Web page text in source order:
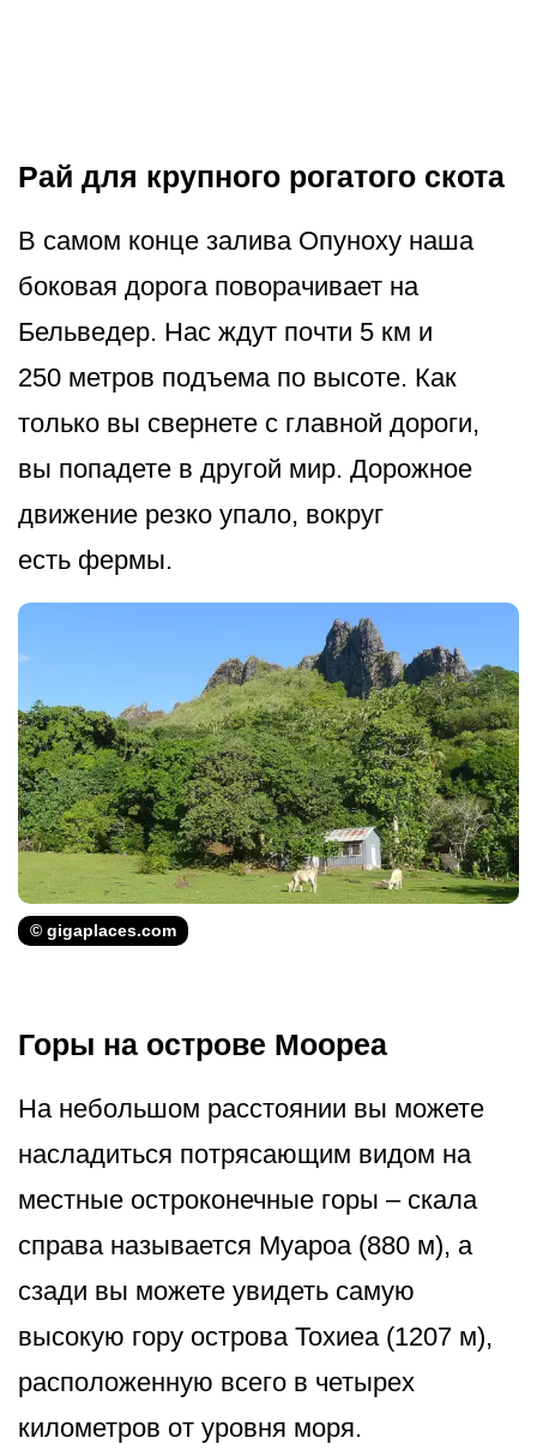
Рай для крупного рогатого скота
В самом конце залива Опуноху наша
боковая дорога поворачивает на
Бельведер. Нас ждут почти 5 км и
250 метров подъема по высоте. Как
только вы свернете с главной дороги,
вы попадете в другой мир. Дорожное
движение резко упало, вокруг
есть фермы.
© gigaplaces.com
Горы на острове Моореа
На небольшом расстоянии вы можете
насладиться потрясающим видом на
местные остроконечные горы – скала
справа называется Муароа (880 м), а
сзади вы можете увидеть самую
высокую гору острова Тохиеа (1207 м),
расположенную всего в четырех
километров от уровня моря.